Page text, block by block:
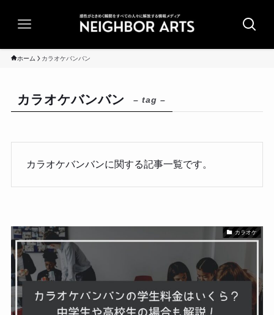
ホーム カラオケバンバン
カラオケバンバン – tag –
カラオケバンバンに関する記事一覧です。
カラオケ